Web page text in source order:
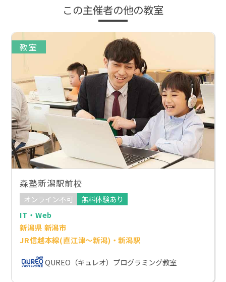
この主催者の他の教室
教室
森塾新潟駅前校
オンライン不可
無料体験あり
IT・Web
新潟県 新潟市
JR信越本線(直江津～新潟)・新潟駅
QUREO（キュレオ）プログラミング教室